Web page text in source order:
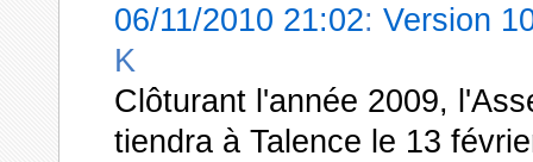
06/11/2010 21:02: Version
K
Clôturant l'année 2009,
tiendra à Talence le 13